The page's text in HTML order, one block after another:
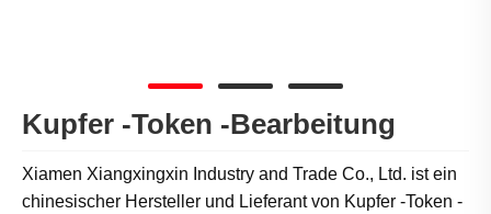
Kupfer -Token -Bearbeitung
Xiamen Xiangxingxin Industry and Trade Co., Ltd. ist ein
chinesischer Hersteller und Lieferant von Kupfer -Token -